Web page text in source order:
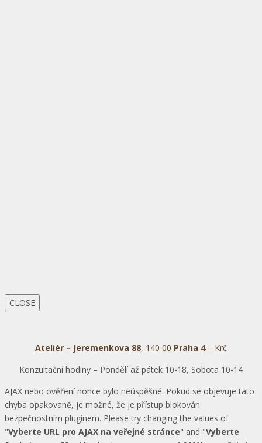
CLOSE
Ateliér – Jeremenkova 88, 140 00 Praha 4– Krč
Konzultační hodiny – Pondělí až pátek 10-18, Sobota 10-14
AJAX nebo ověření nonce bylo neúspěšné. Pokud se objevuje tato
chyba opakovaně, je možné, že je přístup blokován
bezpečnostním pluginem. Please try changing the values of
"Vyberte URL pro AJAX na veřejné stránce" and "Vyberte